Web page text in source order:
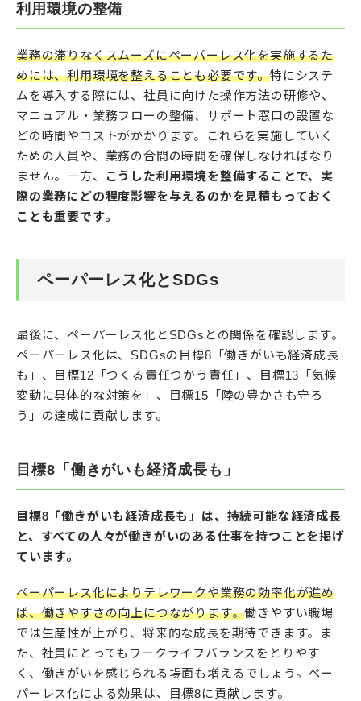
利用環境の整備
業務の滞りなくスムーズにペーパーレス化を実施するた
めには、利用環境を整えることも必要です。特にシステ
ムを導入する際には、社員に向けた操作方法の研修や、
マニュアル・業務フローの整備、サポート窓口の設置な
どの時間やコストがかかります。これらを実施していく
ための人員や、業務の合間の時間を確保しなければなり
ません。一方、
こうした利用環境を整備することで、実
際の業務にどの程度影響を与えるのかを見積もっておく
ことも重要です。
ペーパーレス化とSDGs
最後に、ペーパーレス化とSDGsとの関係を確認します。
ペーパーレス化は、SDGsの目標8「働きがいも経済成長
も」、目標12「つくる責任つかう責任」、目標13「気候
変動に具体的な対策を」、目標15「陸の豊かさも守ろ
う」の達成に貢献します。
目標8「働きがいも経済成長も」
目標8「働きがいも経済成長も」は、持続可能な経済成長
と、すべての人々が働きがいのある仕事を持つことを掲げ
ています。
ペーパーレス化によりテレワークや業務の効率化が進め
ば、働きやすさの向上につながります。働きやすい職場
では生産性が上がり、将来的な成長を期待できます。ま
た、社員にとってもワークライフバランスをとりやす
く、働きがいを感じられる場面も増えるでしょう。ペー
パーレス化による効果は、目標8に貢献します。